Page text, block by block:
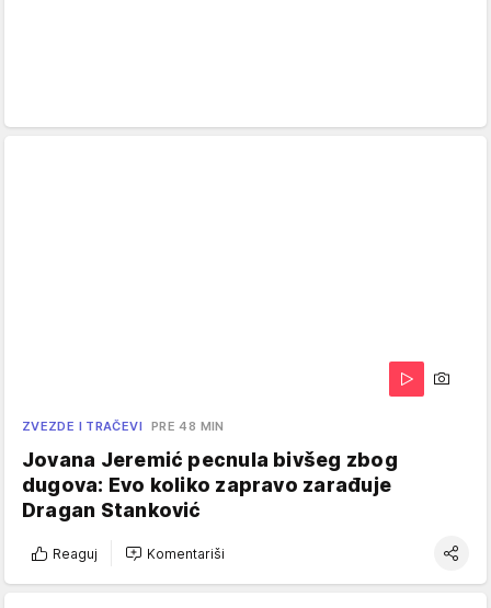
ZVEZDE I TRAČEVI PRE 48 MIN
Jovana Jeremić pecnula bivšeg zbog
dugova: Evo koliko zapravo zarađuje
Dragan Stanković
Reaguj Komentariši